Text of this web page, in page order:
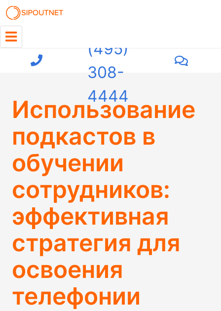
(495)
308-
4444
Использование
подкастов в
обучении
сотрудников:
эффективная
стратегия для
освоения
телефонии